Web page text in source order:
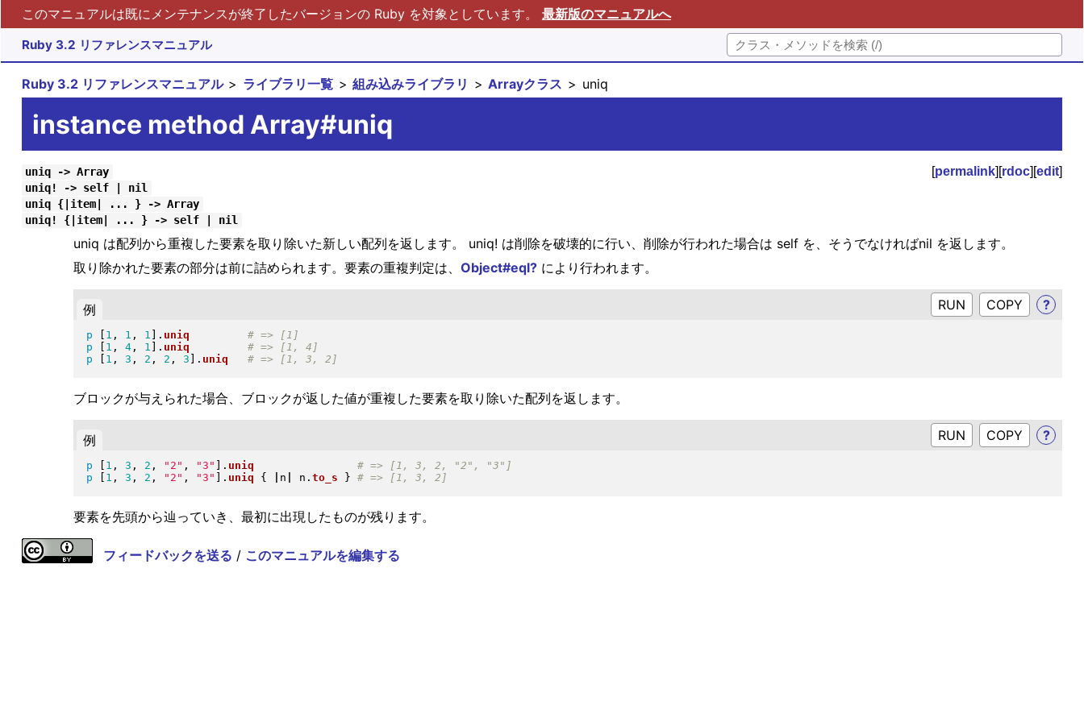
このマニュアルは既にメンテナンスが終了したバージョンの Ruby を対象としています。 最新版のマニュアルへ
Ruby 3.2 リファレンスマニュアル
Ruby 3.2 リファレンスマニュアル ライブラリ一覧 組み込みライブラリ Arrayクラス uniq
instance method Array#uniq
uniq -> Array [permalink][rdoc][edit]
uniq! -> self | nil
uniq {|item| ... } -> Array
uniq! {|item| ... } -> self | nil
uniq は配列から重複した要素を取り除いた新しい配列を返します。 uniq! は削除を破壊的に行い、削除が行われた場合は self を、そうでなければnil を返します。
取り除かれた要素の部分は前に詰められます。要素の重複判定は、 Object#eql?により行われます。
例 RUN ?
p 1 , 1 , 1 . uniq
p
1 , 4, 1 . uniq
p
1 , 3 , 2 , 2 , 3 . uniq
ブロックが与えられた場合、ブロックが返した値が重複した要素を取り除いた配列を返します。
例 RUN ?
p 1 , 3 , 2 , " 2 " , "3 " . uniq
p
1 , 3 , 2 , " 2 " , "3 " . uniq { n n . to_s }
要素を先頭から辿っていき、最初に出現したものが残ります。
フィードバックを送る / このマニュアルを編集する